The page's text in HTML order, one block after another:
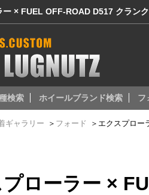
ー × FUEL OFF-ROAD D517 クラン
検索 ホイールブランド検索 フ
ギャラリー ＞ フォード ＞ エクスプロー
プローラー ×